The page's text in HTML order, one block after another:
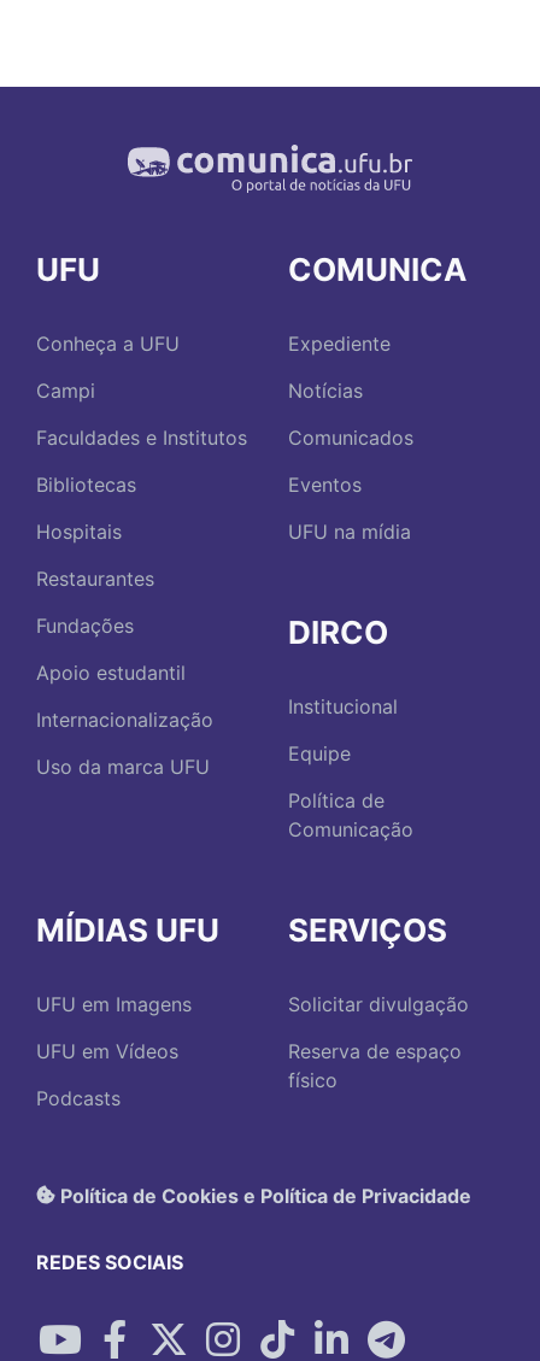
UFU
Conheça a UFU
Campi
Faculdades e Institutos
Bibliotecas
Hospitais
Restaurantes
Fundações
Apoio estudantil
Internacionalização
Uso da marca UFU
COMUNICA
Expediente
Notícias
Comunicados
Eventos
UFU na mídia
DIRCO
Institucional
Equipe
Política de
Comunicação
MÍDIAS UFU
UFU em Imagens
UFU em Vídeos
Podcasts
SERVIÇOS
Solicitar divulgação
Reserva de espaço
físico
Política de Cookies e Política de Privacidade
REDES SOCIAIS